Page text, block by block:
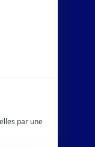
par une